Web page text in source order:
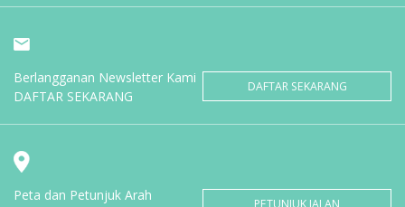
Berlangganan Newsletter Kami
DAFTAR SEKARANG
DAFTAR SEKARANG
Peta dan Petunjuk Arah